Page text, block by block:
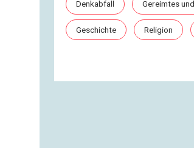
Denkabfall Gereimtes
Geschichte Religion